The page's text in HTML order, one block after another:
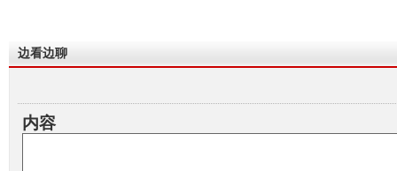
边看边聊
内容